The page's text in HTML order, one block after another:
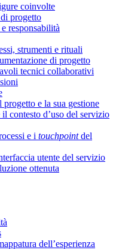
coinvolte
progetto
responsabilità
strumenti e rituali
di progetto
tecnici collaborativi
e la sua gestione
contesto d’uso del servizio
e i touchpointdel
utente del servizio
ottenuta
dell’esperienza